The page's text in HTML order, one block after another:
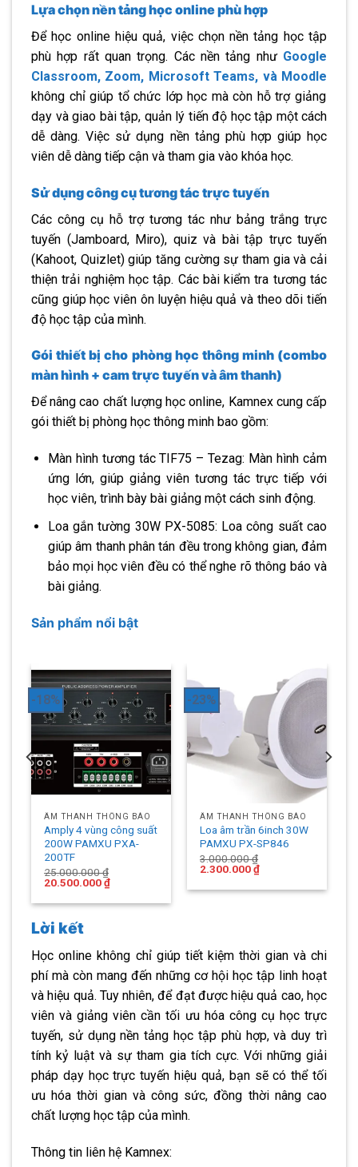
Lựa chọn nền tảng học online phù hợp
Để học online hiệu quả, việc chọn nền tảng học tập
phù hợp rất quan trọng. Các nền tảng như Google
Classroom, Zoom, Microsoft Teams, và Moodle
không chỉ giúp tổ chức lớp học mà còn hỗ trợ giảng
dạy và giao bài tập, quản lý tiến độ học tập một cách
dễ dàng. Việc sử dụng nền tảng phù hợp giúp học
viên dễ dàng tiếp cận và tham gia vào khóa học.
Sử dụng công cụ tương tác trực tuyến
Các công cụ hỗ trợ tương tác như bảng trắng trực
tuyến (Jamboard, Miro), quiz và bài tập trực tuyến
(Kahoot, Quizlet) giúp tăng cường sự tham gia và cải
thiện trải nghiệm học tập. Các bài kiểm tra tương tác
cũng giúp học viên ôn luyện hiệu quả và theo dõi tiến
độ học tập của mình.
Gói thiết bị cho phòng học thông minh (combo
màn hình + cam trực tuyến và âm thanh)
Để nâng cao chất lượng học online, Kamnex cung cấp
gói thiết bị phòng học thông minh bao gồm:
Màn hình tương tác TIF75 – Tezag: Màn hình cảm
ứng lớn, giúp giảng viên tương tác trực tiếp với
học viên, trình bày bài giảng một cách sinh động.
Loa gắn tường 30W PX-5085: Loa công suất cao
giúp âm thanh phân tán đều trong không gian, đảm
bảo mọi học viên đều có thể nghe rõ thông báo và
bài giảng.
Sản phẩm nổi bật
-18%
ÂM THANH THÔNG BÁO
Amply 4 vùng công suất
200W PAMXU PXA-
200TF
25.000.000₫
Original
was:
20.500.000₫Current
is:
-23%
ÂM THANH THÔNG BÁO
Loa âm trần 6inch 30W
PAMXU PX-SP846
3.000.000₫
Original
was:
2.300.000₫Current
is:
Lời kết
Học online không chỉ giúp tiết kiệm thời gian và chi
phí mà còn mang đến những cơ hội học tập linh hoạt
và hiệu quả. Tuy nhiên, để đạt được hiệu quả cao, học
viên và giảng viên cần tối ưu hóa công cụ học trực
tuyến, sử dụng nền tảng học tập phù hợp, và duy trì
tính kỷ luật và sự tham gia tích cực. Với những giải
pháp dạy học trực tuyến hiệu quả, bạn sẽ có thể tối
ưu hóa thời gian và công sức, đồng thời nâng cao
chất lượng học tập của mình.
Thông tin liên hệ Kamnex: